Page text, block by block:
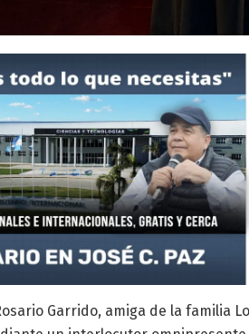
Garrido, amiga de la familia